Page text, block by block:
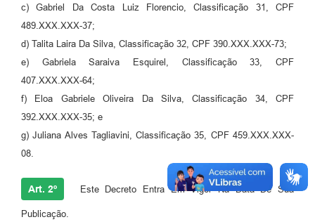
c) Gabriel Da Costa Luiz Florencio, Classificação 31, CPF
489.XXX.XXX-37;
d) Talita Laira Da Silva, Classificação 32, CPF 390.XXX.XXX-73;
e) Gabriela Saraiva Esquirel, Classificação 33, CPF
407.XXX.XXX-64;
f) Eloa Gabriele Oliveira Da Silva, Classificação 34, CPF
392.XXX.XXX-35; e
g) Juliana Alves Tagliavini, Classificação 35, CPF 459.XXX.XXX-
08.
Art. 2º Este Decreto Entra Em Vigor Na Data De Sua
Publicação.